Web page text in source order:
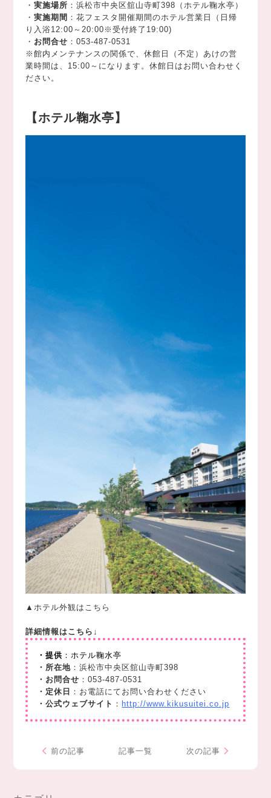
・実施場所 ：浜松市中央区舘山寺町398（ホテル鞠水亭）
・実施期間 ：花フェスタ開催期間のホテル営業日（日帰
り入浴12:00～20:00※受付終了19:00)
・ お問合せ ：053-487-0531
※館内メンテナンスの関係で、休館日（不定）あけの営
業時間は、15:00～になります。休館日はお問い合わせく
ださい。
【ホテル鞠水亭】
▲ホテル外観はこちら
詳細情報はこちら↓
・提供 ：ホテル鞠水亭
・所在地 ：浜松市中央区舘山寺町398
・お問合せ ：053-487-0531
・定休日 ：お電話にてお問い合わせください
・公式ウェブサイト ： http://www.kikusuitei.co.jp
前の記事 記事一覧 次の記事